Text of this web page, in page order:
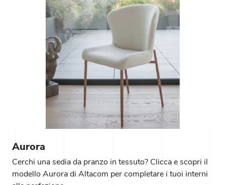
Aurora
Cerchi una sedia da pranzo in tessuto? Clicca e scopri il
modello Aurora di Altacom per completare i tuoi interni